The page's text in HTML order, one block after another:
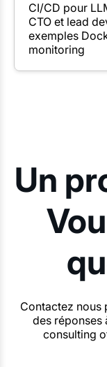
CI/CD pour
CTO et lead
exemples
monitoring
Un
Contactez nous
des réponses
consulting